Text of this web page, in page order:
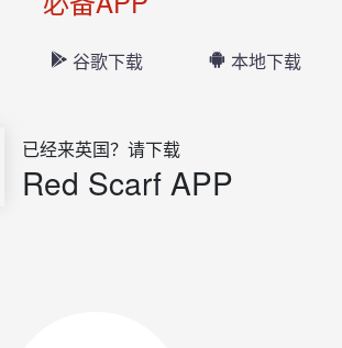
谷歌下载 本地下载
已经来英国？请下载
Red Scarf APP